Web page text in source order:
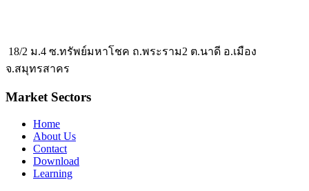
18/2 ม.4 ซ.ทรัพย์มหาโชค ถ.พระราม2 ต.นาดี อ.เมือง
จ.สมุทรสาคร
Market Sectors
Home
About Us
Contact
Download
Learning